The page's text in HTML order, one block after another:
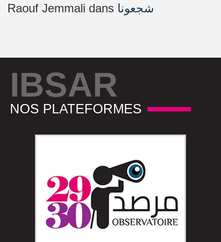
Raouf Jemmali dans شجعونا
IBSAR
NOS PLATEFORMES